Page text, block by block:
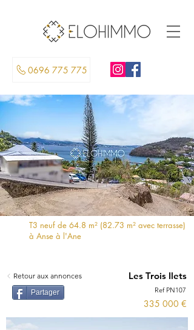
0696 775 775
T3 neuf de 64.8 m² (82.73 m² avec terrasse)
à Anse à l'Ane
Retour aux annonces
Partager
Les Trois Ilets
Ref PN107
335 000 €